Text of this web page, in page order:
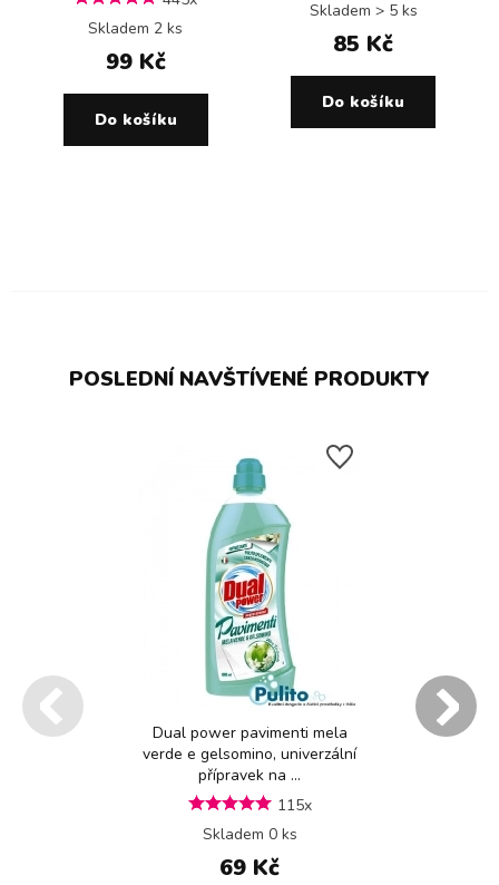
Skladem 2 ks
99 Kč
Do košíku
Skladem > 5 ks
85 Kč
Do košíku
POSLEDNÍ NAVŠTÍVENÉ PRODUKTY
Dual power pavimenti mela
verde e gelsomino, univerzální
přípravek na ...
115x
Skladem 0 ks
69 Kč